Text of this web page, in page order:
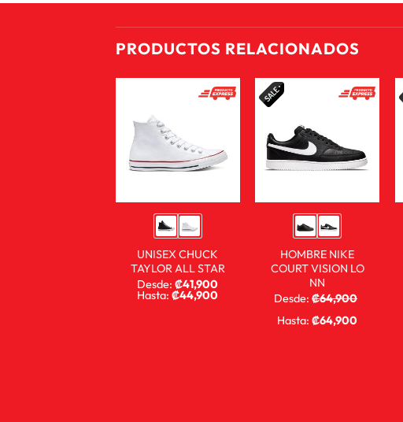
PRODUCTOS RELACIONADOS
UNISEX CHUCK
TAYLOR ALL STAR
Desde:₡41,900
Hasta:₡44,900
HOMBRE NIKE
COURT VISION LO
NN
Desde:₡64,900
29,900
Hasta:₡64,900